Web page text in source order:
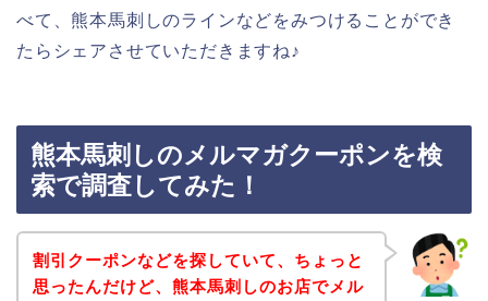
べて、熊本馬刺しのラインなどをみつけることができ
たらシェアさせていただきますね♪
熊本馬刺しのメルマガクーポンを検
索で調査してみた！
割引クーポンなどを探していて、ちょっと
思ったんだけど、熊本馬刺しのお店でメル